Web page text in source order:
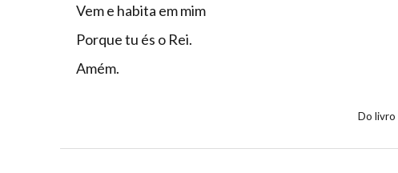
Vem e habita em mim
Porque tu és o Rei.
Amém.
Do livro